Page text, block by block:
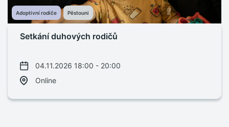
Adoptivní rodiče Pěstouni
Setkání duhových rodičů
04.11.2026 18:00 - 20:00
Online